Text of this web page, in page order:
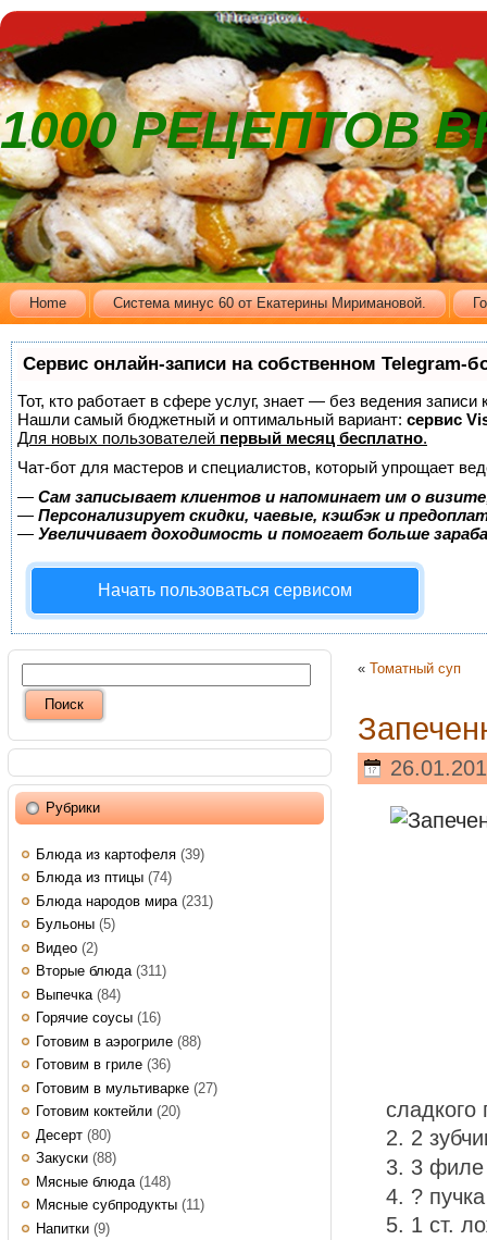
1000 РЕЦЕПТОВ
Home Cистема минус 60 от Екатерины Миримановой.
Сервис онлайн-записи на собственном Telegram-
Тот, кто работает в сфере услуг, знает — без ведения
Нашли самый бюджетный и оптимальный вариант: сервис
Для новых пользователей первый месяц бесплатно.
Чат-бот для мастеров и специалистов, который упрощает
— Сам записывает клиентов и напоминает им о
— Персонализирует скидки, чаевые, кэшбэк и
— Увеличивает доходимость и помогает больше
Начать пользоваться сервисом
Рубрики
Блюда из картофеля (39)
Блюда из птицы (74)
Блюда народов мира (231)
Бульоны (5)
Видео (2)
Вторые блюда(311)
Выпечка (84)
Горячие соусы (16)
Готовим в аэрогриле (88)
Готовим в гриле (36)
Готовим в мультиварке (27)
Готовим коктейли (20)
Десерт (80)
Закуски (88)
Мясные блюда (148)
Мясные субпродукты (11)
Напитки (9)
« Томатный суп
сладкого
2
3 филе
?
1 ст.